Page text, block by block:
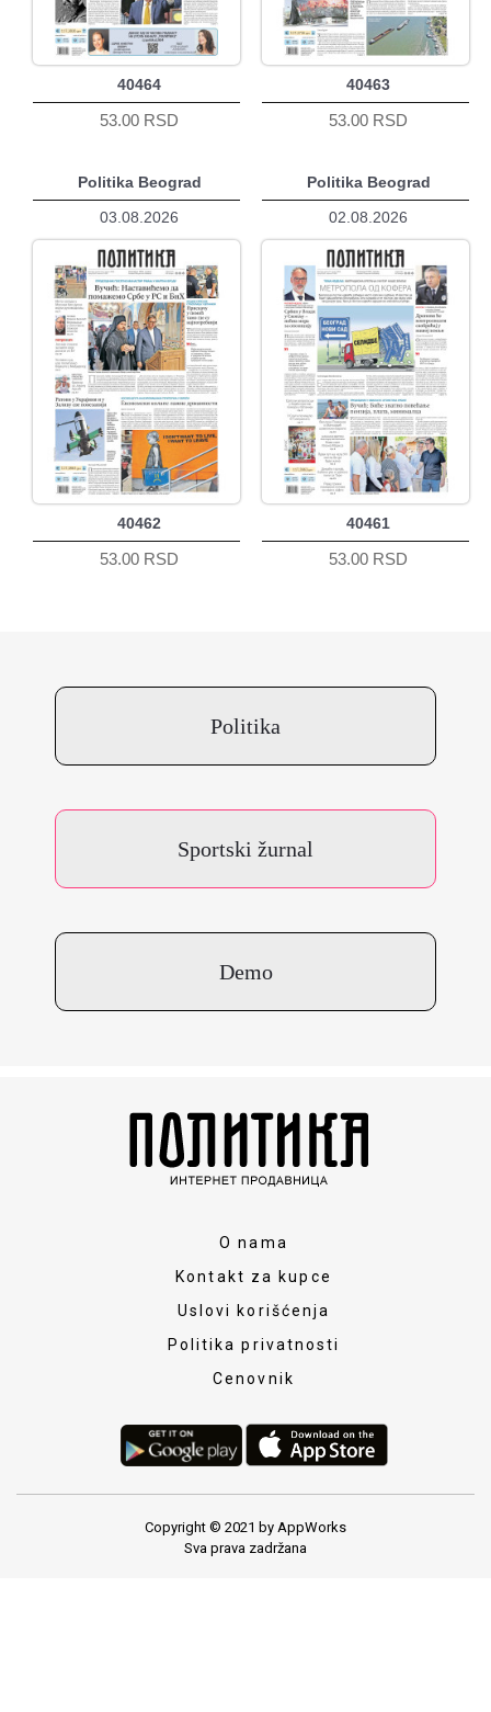
40464
53.00 RSD
40463
53.00 RSD
Politika Beograd
03.08.2026
40462
53.00 RSD
Politika Beograd
02.08.2026
40461
53.00 RSD
Politika
Sportski žurnal
Demo
O nama
Kontakt za kupce
Uslovi korišćenja
Politika privatnosti
Cenovnik
Copyright © 2021 by AppWorks
Sva prava zadržana